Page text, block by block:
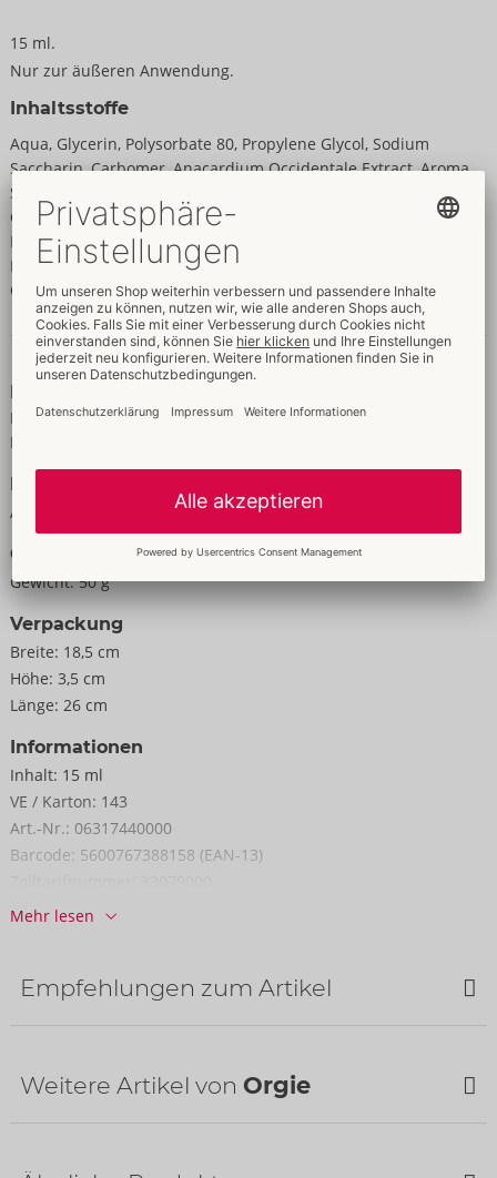
15 ml.
Nur zur äußeren Anwendung.
Inhaltsstoffe
Aqua, Glycerin, Polysorbate 80, Propylene Glycol, Sodium
Saccharin, Carbomer, Anacardium Occidentale Extract, Aroma,
Spilanthes Acmella Flower/Leaf/Stem Extract, Sodium Benzoate,
Capsicum Frutescens Fruit Extract, Aminomethyl Propanol,
Potassium Sorbate, Mentha Arvensis Leaf Oil, Menthol, Vanillyl
Butyl Ether, Isopentyldiol, Limonene, Tetrasodium Edta,
Carvone, Menthyl Lactate, Trisodium Edta, Citric Acid
Daten & Eigenschaften
Eigenschaften
Für Frauen
Für Männer
Daten
Aroma:
Größe
Gewicht: 50 g
Verpackung
Breite: 18,5 cm
Höhe: 3,5 cm
Länge: 26 cm
Informationen
Inhalt: 15 ml
VE / Karton: 143
Art.-Nr.: 06317440000
Barcode: 5600767388158 (EAN-13)
Herkunftsland:
nächste Lieferung:
Mehr lesen
Empfehlungen zum Artikel
Weitere Artikel von Orgie